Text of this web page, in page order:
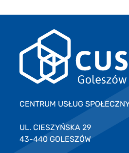
CENTRUM USŁUG
UL. CIESZYŃSKA 29
43-440 GOLESZÓW